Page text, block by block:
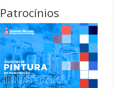
Patrocínios